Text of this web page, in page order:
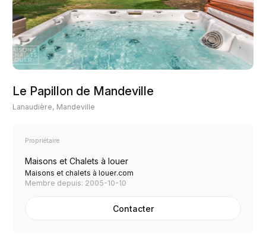
Le Papillon de Mandeville
Lanaudière, Mandeville
Propriétaire
Maisons et Chalets à louer
Maisons et chalets à louer.com
Membre depuis: 2005-10-10
Contacter